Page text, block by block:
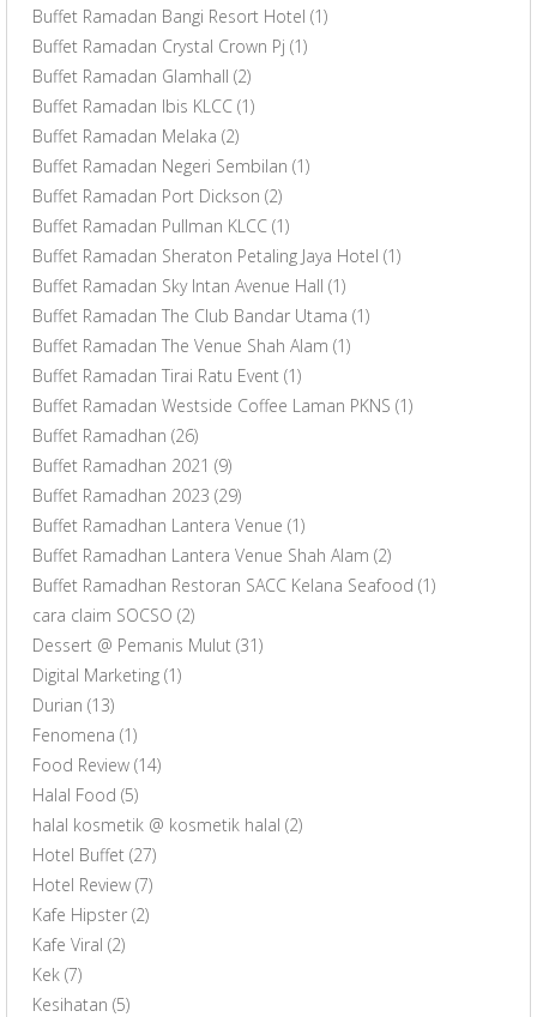
Buffet Ramadan Bangi Resort Hotel (1)
Buffet Ramadan Crystal Crown Pj (1)
Buffet Ramadan Glamhall (2)
Buffet Ramadan Ibis KLCC (1)
Buffet Ramadan Melaka (2)
Buffet Ramadan Negeri Sembilan (1)
Buffet Ramadan Port Dickson (2)
Buffet Ramadan Pullman KLCC (1)
Buffet Ramadan Sheraton Petaling Jaya Hotel (1)
Buffet Ramadan Sky Intan Avenue Hall (1)
Buffet Ramadan The Club Bandar Utama (1)
Buffet Ramadan The Venue Shah Alam (1)
Buffet Ramadan Tirai Ratu Event (1)
Buffet Ramadan Westside Coffee Laman PKNS (1)
Buffet Ramadhan (26)
Buffet Ramadhan 2021 (9)
Buffet Ramadhan 2023 (29)
Buffet Ramadhan Lantera Venue (1)
Buffet Ramadhan Lantera Venue Shah Alam (2)
Buffet Ramadhan Restoran SACC Kelana Seafood (1)
cara claim SOCSO (2)
Dessert @ Pemanis Mulut (31)
Digital Marketing (1)
Durian (13)
Fenomena (1)
Food Review (14)
Halal Food (5)
halal kosmetik @ kosmetik halal (2)
Hotel Buffet (27)
Hotel Review (7)
Kafe Hipster (2)
Kafe Viral (2)
Kek (7)
Kesihatan (5)